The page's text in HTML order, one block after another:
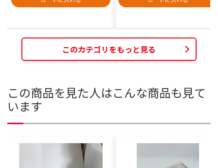
このカテゴリをもっと見る
この商品を見た人はこんな商品も見て
います